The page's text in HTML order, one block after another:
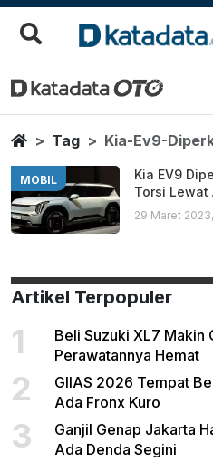
Kia Ev9
Berita Terbaru
HomeTag Kia-Ev9-
MOBIL
Kia EV9
Torsi Lewat
29 Maret
Artikel Terpopuler
1
Beli Suzuki XL7 Makin
Perawatannya Hemat
2
GIIAS 2026 Tempat
Ada Fronx Kuro
3
Ganjil Genap Jakarta
Ada Denda Segini